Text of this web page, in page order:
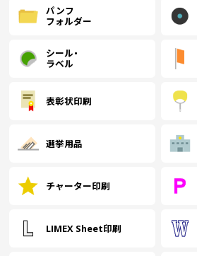
パンフ
フォルダー
シール・
ラベル
表彰状印刷
選挙用品
チャーター印刷
LIMEX Sheet印刷